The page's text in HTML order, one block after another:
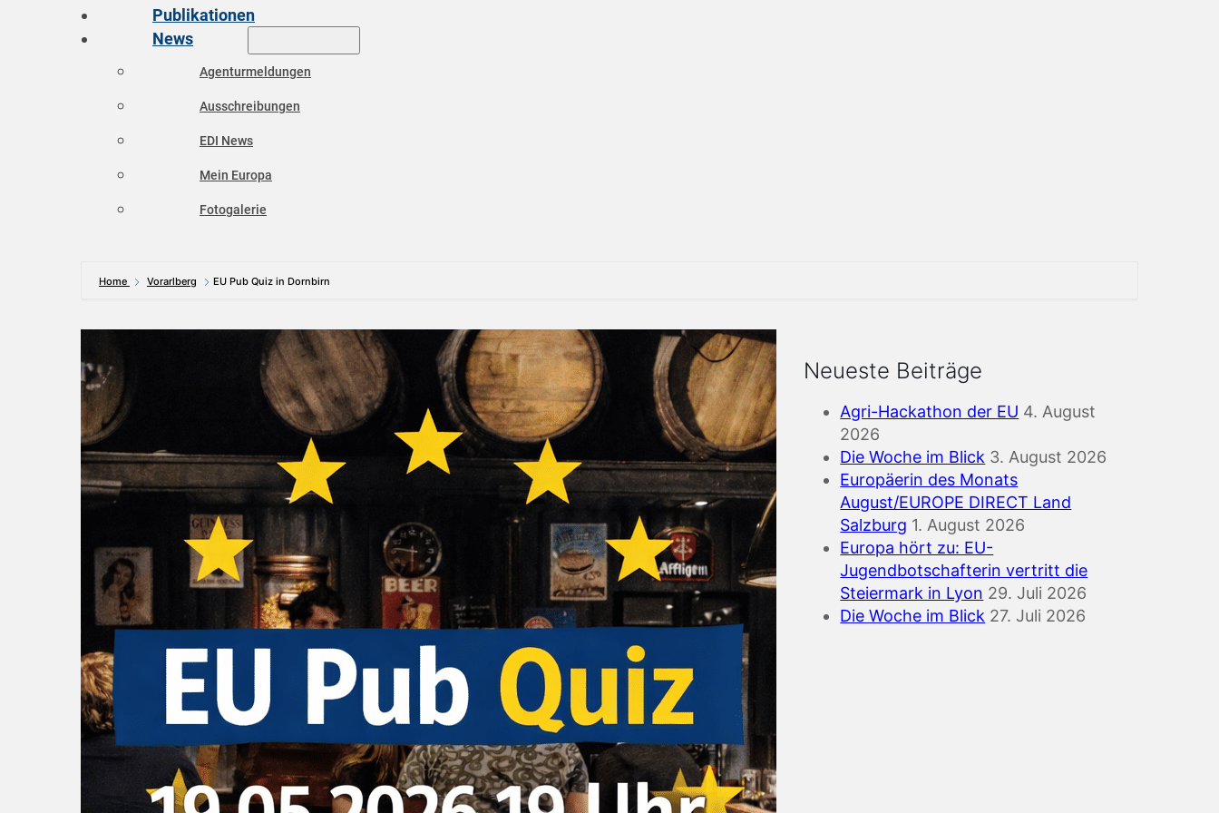
Publikationen
News
Agenturmeldungen
Ausschreibungen
EDI News
Mein Europa
Fotogalerie
Home Vorarlberg EU Pub Quiz in Dornbirn
Neueste Beiträge
Agri-Hackathon der EU 4. August
2026
Die Woche im Blick 3. August 2026
Europäerin des Monats
August/EUROPE DIRECT Land
Salzburg 1. August 2026
Europa hört zu: EU-
Jugendbotschafterin vertritt die
Steiermark in Lyon 29. Juli 2026
Die Woche im Blick 27. Juli 2026